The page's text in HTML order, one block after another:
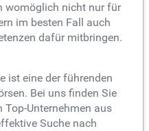
womöglich nicht nur für
im besten Fall auch
dafür mitbringen.
ist eine der führenden
Bei uns finden Sie
Unternehmen aus
Suche nach